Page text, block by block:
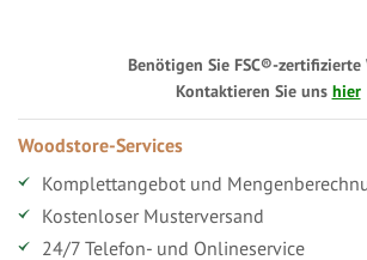
Benötigen Sie FSC®-zertifizierte
Kontaktieren Sie uns hier
Woodstore-Services
Komplettangebot und
Kostenloser Musterversand
24/7 Telefon- und Onlineservice